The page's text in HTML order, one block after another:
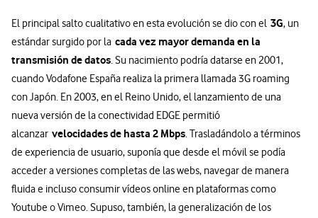
El principal salto cualitativo en esta evolución se dio con el 3G, un
estándar surgido por la cada vez mayor demanda en la
transmisión de datos. Su nacimiento podría datarse en 2001,
cuando Vodafone España realiza la primera llamada 3G roaming
con Japón. En 2003, en el Reino Unido, el lanzamiento de una
nueva versión de la conectividad EDGE permitió
alcanzar velocidades de hasta 2 Mbps. Trasladándolo a términos
de experiencia de usuario, suponía que desde el móvil se podía
acceder a versiones completas de las webs, navegar de manera
fluida e incluso consumir vídeos online en plataformas como
Youtube o Vimeo. Supuso, también, la generalización de los